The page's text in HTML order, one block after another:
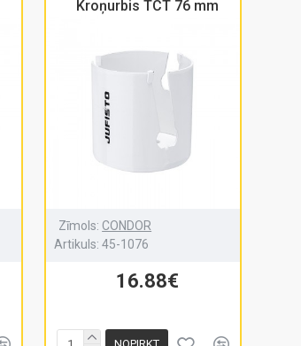
Kroņurbis TCT 76 mm
Zīmols: CONDOR
Artikuls: 45-1076
16.88€